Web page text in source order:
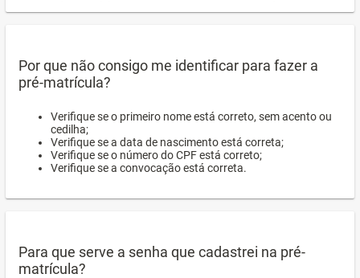
Por que não consigo me identificar para fazer a
pré-matrícula?
Verifique se o primeiro nome está correto, sem acento ou
cedilha;
Verifique se a data de nascimento está correta;
Verifique se o número do CPF está correto;
Verifique se a convocação está correta.
Para que serve a senha que cadastrei na pré-
matrícula?